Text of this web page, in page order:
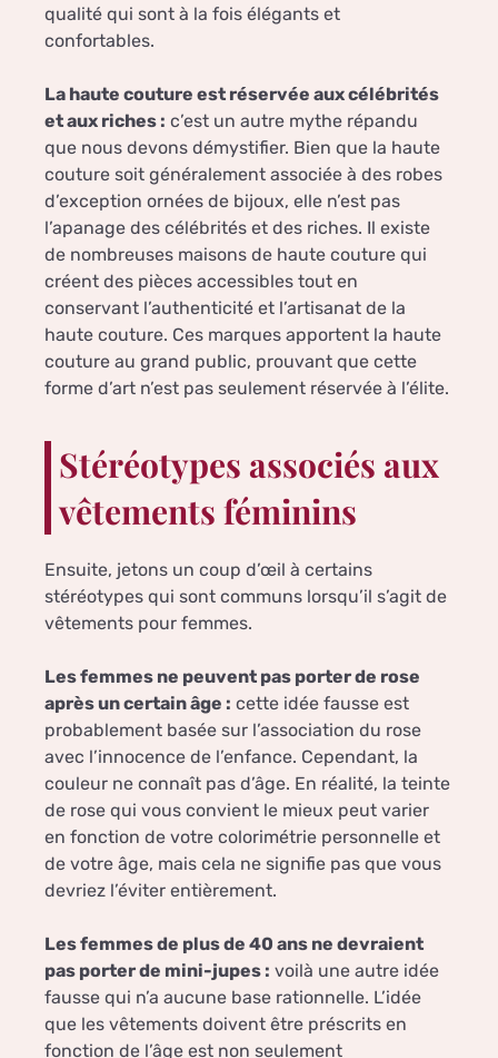
qualité qui sont à la fois élégants et
confortables.
La haute couture est réservée aux célébrités
et aux riches : c’est un autre mythe répandu
que nous devons démystifier. Bien que la haute
couture soit généralement associée à des robes
d’exception ornées de bijoux, elle n’est pas
l’apanage des célébrités et des riches. Il existe
de nombreuses maisons de haute couture qui
créent des pièces accessibles tout en
conservant l’authenticité et l’artisanat de la
haute couture. Ces marques apportent la haute
couture au grand public, prouvant que cette
forme d’art n’est pas seulement réservée à l’élite.
Stéréotypes associés aux
vêtements féminins
Ensuite, jetons un coup d’œil à certains
stéréotypes qui sont communs lorsqu’il s’agit de
vêtements pour femmes.
Les femmes ne peuvent pas porter de rose
après un certain âge : cette idée fausse est
probablement basée sur l’association du rose
avec l’innocence de l’enfance. Cependant, la
couleur ne connaît pas d’âge. En réalité, la teinte
de rose qui vous convient le mieux peut varier
en fonction de votre colorimétrie personnelle et
de votre âge, mais cela ne signifie pas que vous
devriez l’éviter entièrement.
Les femmes de plus de 40 ans ne devraient
pas porter de mini-jupes : voilà une autre idée
fausse qui n’a aucune base rationnelle. L’idée
que les vêtements doivent être préscrits en
fonction de l’âge est non seulement